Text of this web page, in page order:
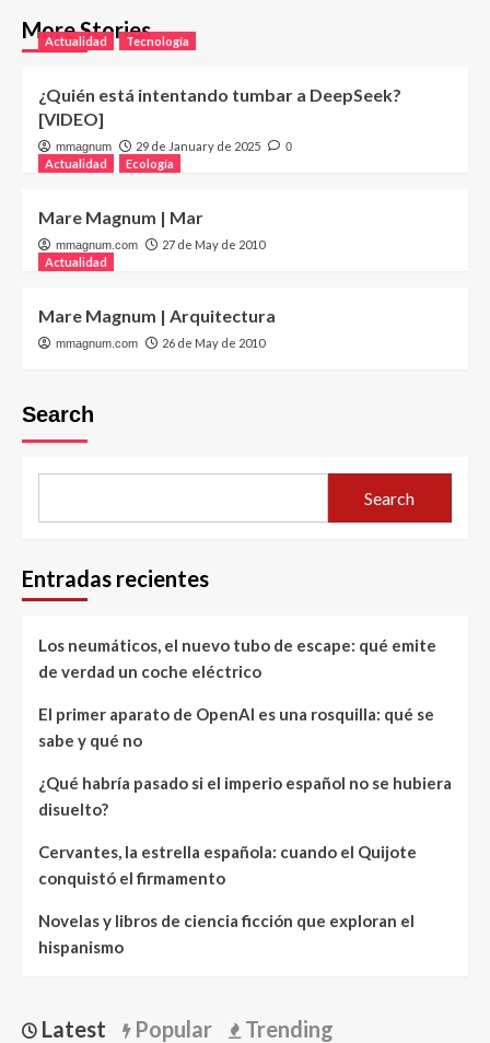
More Stories
Actualidad Tecnología
¿Quién está intentando tumbar a DeepSeek?
[VIDEO]
mmagnum 29 de January de 2025 0
Actualidad Ecología
Mare Magnum | Mar
mmagnum.com
27 de May de 2010
Actualidad
Mare Magnum | Arquitectura
mmagnum.com 26 de May de 2010
Search
Search
Entradas recientes
Los neumáticos, el nuevo tubo de escape: qué emite
de verdad un coche eléctrico
El primer aparato de OpenAI es una rosquilla: qué se
sabe y qué no
¿Qué habría pasado si el imperio español no se hubiera
disuelto?
Cervantes, la estrella española: cuando el Quijote
conquistó el firmamento
Novelas y libros de ciencia ficción que exploran el
hispanismo
Latest Popular Trending